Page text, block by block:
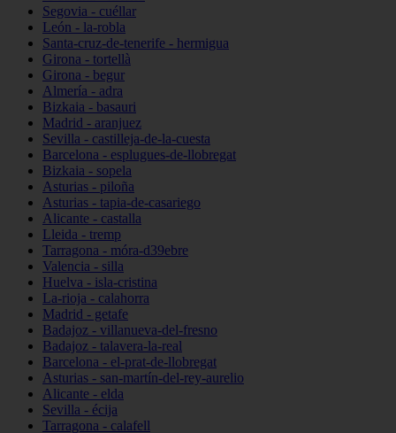
Segovia - cuéllar
León - la-robla
Santa-cruz-de-tenerife - hermigua
Girona - tortellà
Girona - begur
Almería - adra
Bizkaia - basauri
Madrid - aranjuez
Sevilla - castilleja-de-la-cuesta
Barcelona - esplugues-de-llobregat
Bizkaia - sopela
Asturias - piloña
Asturias - tapia-de-casariego
Alicante - castalla
Lleida - tremp
Tarragona - móra-d39ebre
Valencia - silla
Huelva - isla-cristina
La-rioja - calahorra
Madrid - getafe
Badajoz - villanueva-del-fresno
Badajoz - talavera-la-real
Barcelona - el-prat-de-llobregat
Asturias - san-martín-del-rey-aurelio
Alicante - elda
Sevilla - écija
Tarragona - calafell